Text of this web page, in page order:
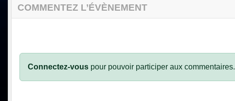
COMMENTEZ L’ÉVÈNEMENT
Connectez-vous pour pouvoir participer aux commentaires.